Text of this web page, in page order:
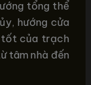
tổng thể
hướng cửa
tốt của trạch
tâm nhà đến